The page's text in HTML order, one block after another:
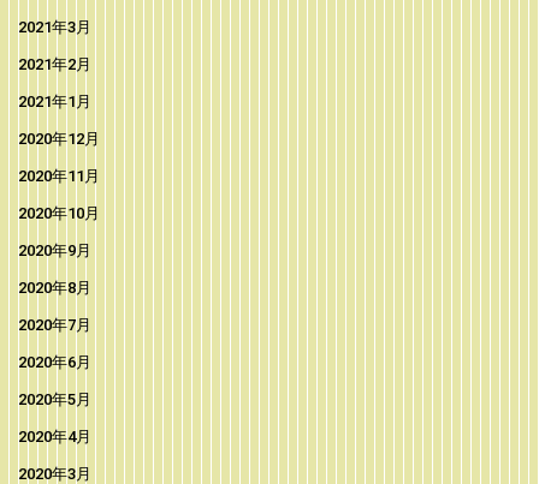
2021年3月
2021年2月
2021年1月
2020年12月
2020年11月
2020年10月
2020年9月
2020年8月
2020年7月
2020年6月
2020年5月
2020年4月
2020年3月